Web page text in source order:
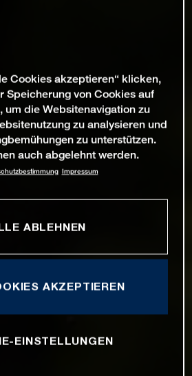
Cookies akzeptieren“ klicken,
Speicherung von Cookies auf
um die Websitenavigation zu
zu analysieren und
zu unterstützen.
auch abgelehnt werden.
Impressum
ABLEHNEN
AKZEPTIEREN
EINSTELLUNGEN